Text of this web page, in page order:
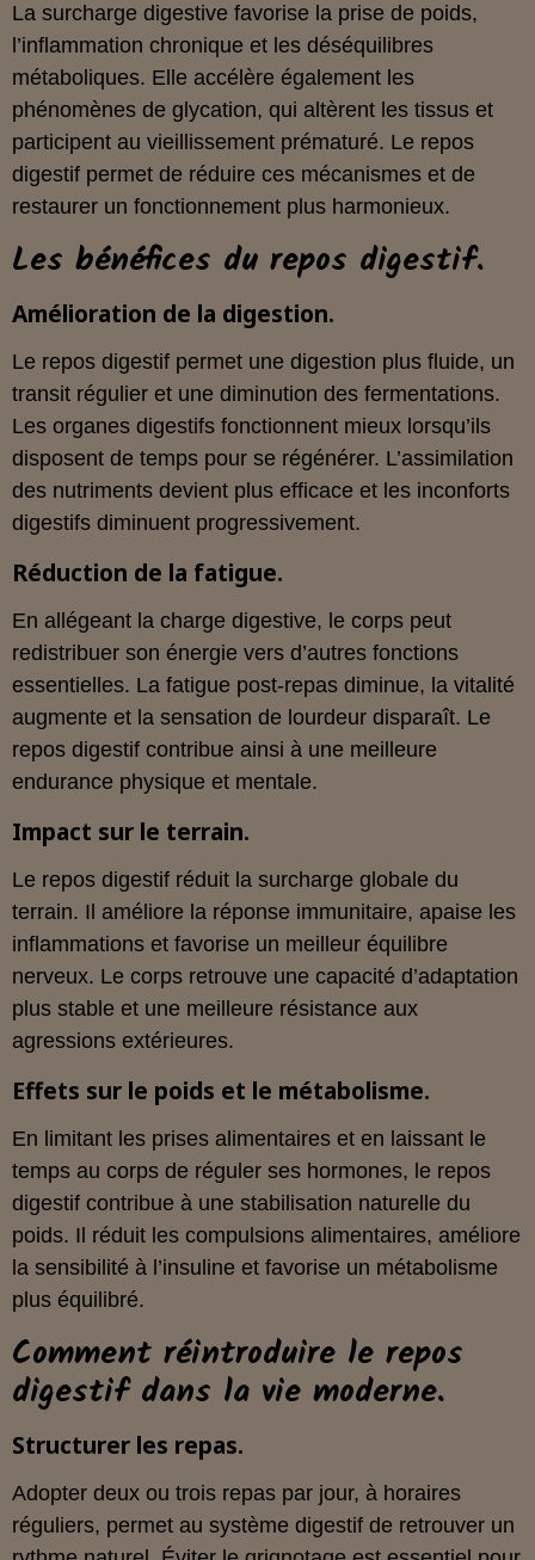
La surcharge digestive favorise la prise de poids,
l’inflammation chronique et les déséquilibres
métaboliques. Elle accélère également les
phénomènes de glycation, qui altèrent les tissus et
participent au vieillissement prématuré. Le repos
digestif permet de réduire ces mécanismes et de
restaurer un fonctionnement plus harmonieux.
Les bénéfices du repos digestif.
Amélioration de la digestion.
Le repos digestif permet une digestion plus fluide, un
transit régulier et une diminution des fermentations.
Les organes digestifs fonctionnent mieux lorsqu’ils
disposent de temps pour se régénérer. L’assimilation
des nutriments devient plus efficace et les inconforts
digestifs diminuent progressivement.
Réduction de la fatigue.
En allégeant la charge digestive, le corps peut
redistribuer son énergie vers d’autres fonctions
essentielles. La fatigue post-repas diminue, la vitalité
augmente et la sensation de lourdeur disparaît. Le
repos digestif contribue ainsi à une meilleure
endurance physique et mentale.
Impact sur le terrain.
Le repos digestif réduit la surcharge globale du
terrain. Il améliore la réponse immunitaire, apaise les
inflammations et favorise un meilleur équilibre
nerveux. Le corps retrouve une capacité d’adaptation
plus stable et une meilleure résistance aux
agressions extérieures.
Effets sur le poids et le métabolisme.
En limitant les prises alimentaires et en laissant le
temps au corps de réguler ses hormones, le repos
digestif contribue à une stabilisation naturelle du
poids. Il réduit les compulsions alimentaires, améliore
la sensibilité à l’insuline et favorise un métabolisme
plus équilibré.
Comment réintroduire le repos
digestif dans la vie moderne.
Structurer les repas.
Adopter deux ou trois repas par jour, à horaires
réguliers, permet au système digestif de retrouver un